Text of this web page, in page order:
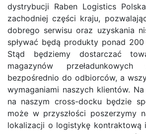
dystrybucji Raben Logistics
zachodniej części kraju,
dobrego serwisu oraz uzyskania
spływać będą produkty ponad
Stąd będziemy dostarczać
magazynów
bezpośrednio do odbiorców, a
wymaganiami naszych klientów.
na naszym cross-docku będzie
może w przyszłości poszerzymy
lokalizacji o logistykę kontraktową